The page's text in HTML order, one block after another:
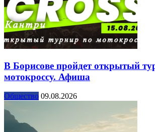
В Борисове пройдет открытый
мотокроссу. Афиша
Общество 09.08.2026